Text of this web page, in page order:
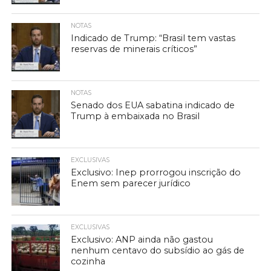
NOTAS
Indicado de Trump: “Brasil tem vastas
reservas de minerais críticos”
NOTAS
Senado dos EUA sabatina indicado de
Trump à embaixada no Brasil
EXCLUSIVAS
Exclusivo: Inep prorrogou inscrição do
Enem sem parecer jurídico
EXCLUSIVAS
Exclusivo: ANP ainda não gastou
nenhum centavo do subsídio ao gás de
cozinha